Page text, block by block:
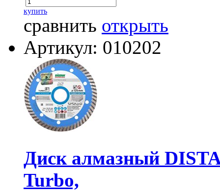
купить
сравнить открыть
Артикул: 010202
Диск алмазный
Turbo,